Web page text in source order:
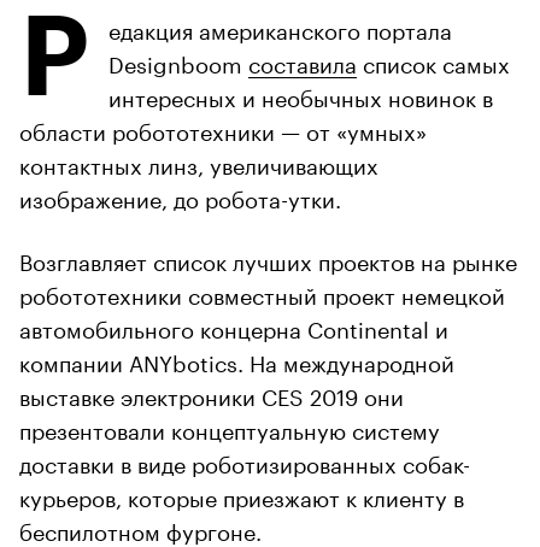
Р
едакция американского портала
Designboom составила список самых
интересных и необычных новинок в
области робототехники — от «умных»
контактных линз, увеличивающих
изображение, до робота-утки.
Возглавляет список лучших проектов на рынке
робототехники совместный проект немецкой
автомобильного концерна Continental и
компании ANYbotics. На международной
выставке электроники CES 2019 они
презентовали концептуальную систему
доставки в виде роботизированных собак-
курьеров, которые приезжают к клиенту в
беспилотном фургоне.